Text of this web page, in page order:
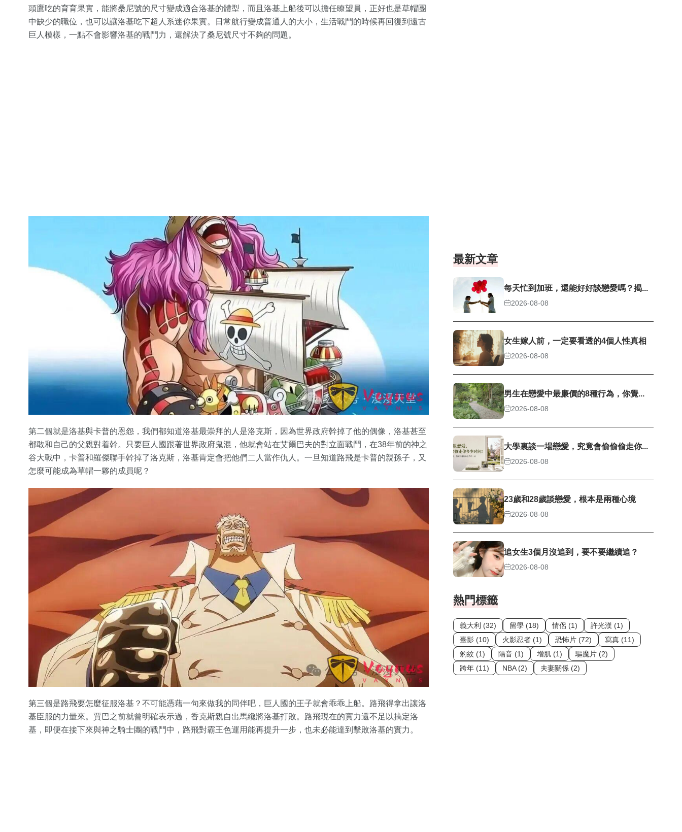
頭鷹吃的育育果實，能將桑尼號的尺寸變成適合洛基的體型，而且洛基上船後可以擔任瞭望員，正好也是草帽團
中缺少的職位，也可以讓洛基吃下超人系迷你果實。日常航行變成普通人的大小，生活戰鬥的時候再回復到遠古
巨人模樣，一點不會影響洛基的戰鬥力，還解決了桑尼號尺寸不夠的問題。
第二個就是洛基與卡普的恩怨，我們都知道洛基最崇拜的人是洛克斯，因為世界政府幹掉了他的偶像，洛基甚至
都敢和自己的父親對着幹。只要巨人國跟著世界政府鬼混，他就會站在艾爾巴夫的對立面戰鬥，在38年前的神之
谷大戰中，卡普和羅傑聯手幹掉了洛克斯，洛基肯定會把他們二人當作仇人。一旦知道路飛是卡普的親孫子，又
怎麼可能成為草帽一夥的成員呢？
第三個是路飛要怎麼征服洛基？不可能憑藉一句來做我的同伴吧，巨人國的王子就會乖乖上船。路飛得拿出讓洛
基臣服的力量來。賈巴之前就曾明確表示過，香克斯親自出馬纔將洛基打敗。路飛現在的實力還不足以搞定洛
基，即便在接下來與神之騎士團的戰鬥中，路飛對霸王色運用能再提升一步，也未必能達到擊敗洛基的實力。
最新文章
每天忙到加班，還能好好談戀愛嗎？揭...
2026-08-08
女生嫁人前，一定要看透的4個人性真相
2026-08-08
男生在戀愛中最廉價的8種行為，你覺...
2026-08-08
大學裏談一場戀愛，究竟會偷偷偷走你...
2026-08-08
23歲和28歲談戀愛，根本是兩種心境
2026-08-08
追女生3個月沒追到，要不要繼續追？
2026-08-08
熱門標籤
義大利 (32) 留學 (18) 情侶 (1)
許光漢 (1)
臺影 (10)
火影忍者 (1) 恐怖片 (72)
寫真 (11)
豹紋 (1)
隔音 (1) 增肌 (1)
驅魔片 (2)
跨年 (11)
NBA (2) 夫妻關係 (2)